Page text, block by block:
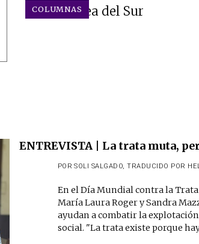
Corea del Sur
COLUMNAS
ENTREVISTA | La trata muta,
En el Día Mundial contra la Trata
María Laura Roger y Sandra
ayudan a combatir la
social. "La trata existe porque
POR SOLI SALGADO,TRADUCIDO POR